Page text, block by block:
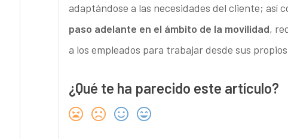
adaptándose a las necesidades del cliente; así
paso adelante en el ámbito de la movilidad,
a los empleados para trabajar desde sus
¿Qué te ha parecido este artículo?